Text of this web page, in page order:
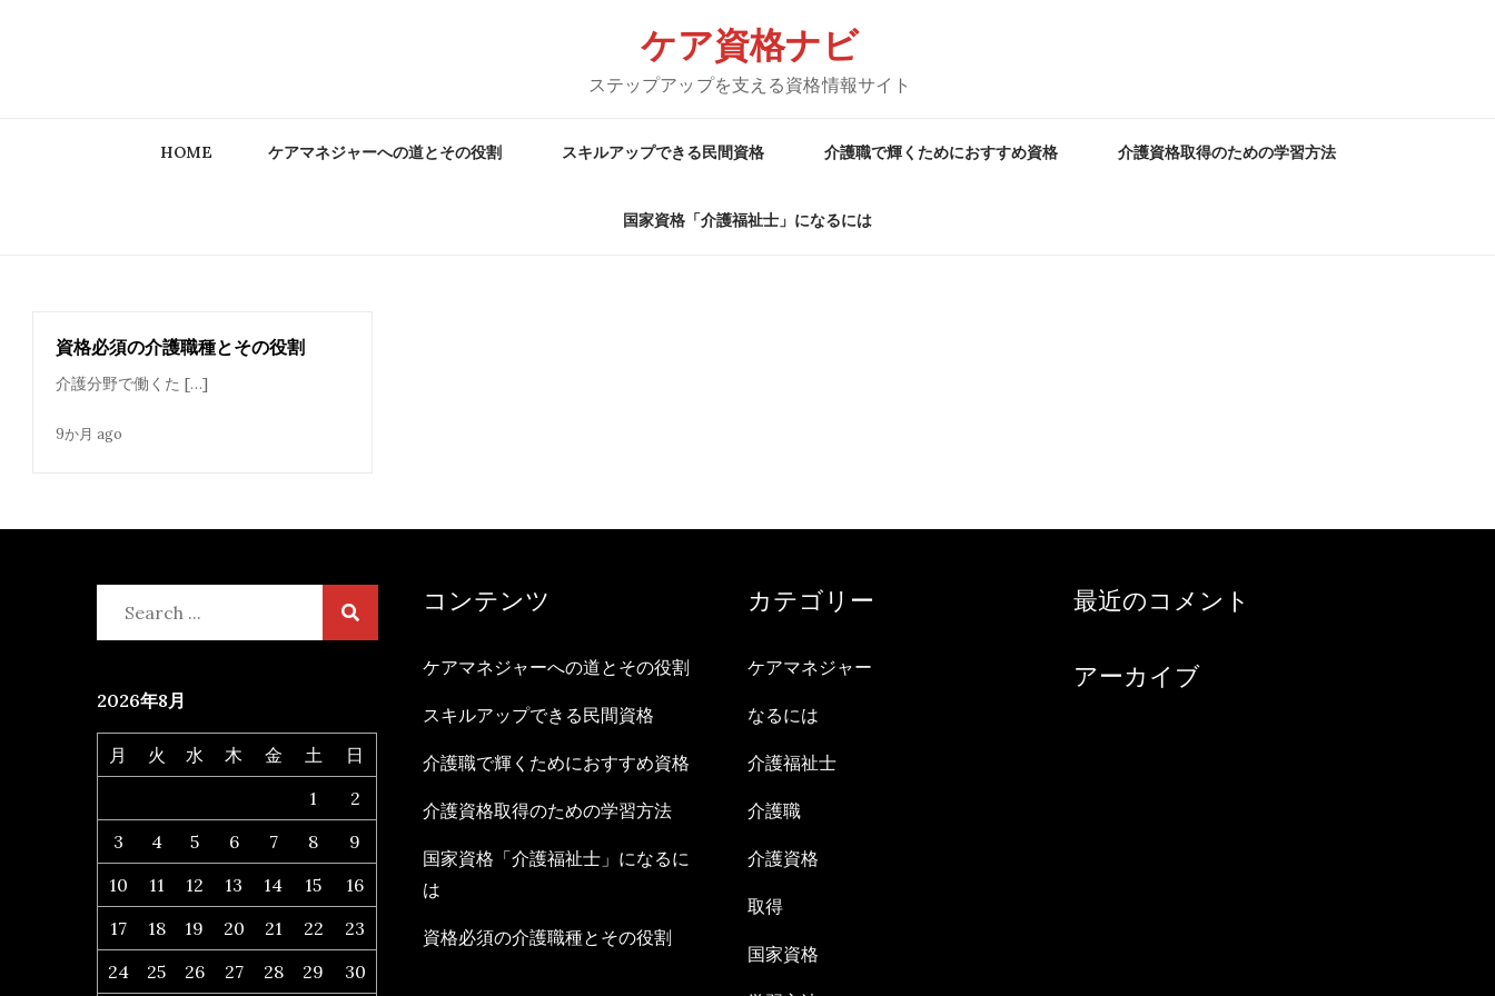
ケア資格ナビ
ステップアップを支える資格情報サイト
HOME ケアマネジャーへの道とその役割 スキルアップできる民間資格 介護職で輝くためにおすすめ資格 介護資格取得のための学習方法
国家資格「介護福祉士」になるには
資格必須の介護職種とその役割
介護分野で働くた […]
9か月 ago
2026年8月
月 火 水 木 金 土
日
1
2
3
4 5 6 7 8
9
10
11 12 13 14 15
16
17
18 19 20 21 22
23
24
25 26 27 28 29 30
コンテンツ
ケアマネジャーへの道とその役割
スキルアップできる民間資格
介護職で輝くためにおすすめ資格
介護資格取得のための学習方法
国家資格「介護福祉士」になるに
は
資格必須の介護職種とその役割
カテゴリー
ケアマネジャー
なるには
介護福祉士
介護職
介護資格
取得
国家資格
最近のコメント
アーカイブ